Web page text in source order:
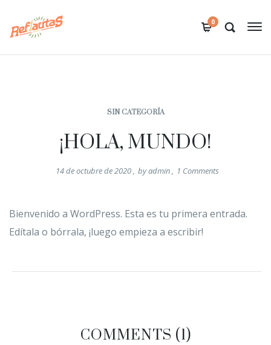
0
SIN CATEGORÍA
¡HOLA, MUNDO!
14 de octubre de 2020, byadmin, 1 Comments
Bienvenido a WordPress. Esta es tu primera entrada.
Edítala o bórrala, ¡luego empieza a escribir!
COMMENTS (1)